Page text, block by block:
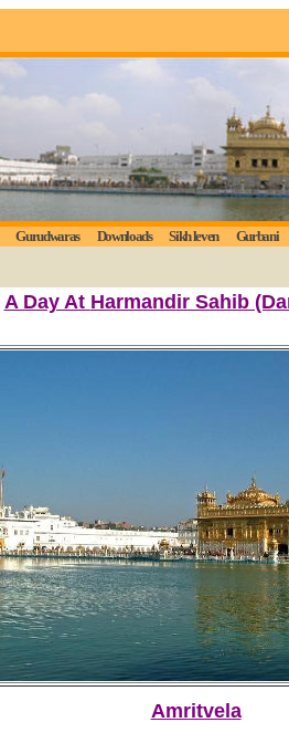
Gurudwaras Downloads Sikh leven Gurbani
A Day At Harmandir Sahib
Amritvela